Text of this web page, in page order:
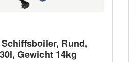
Rund,
Gewicht 14kg